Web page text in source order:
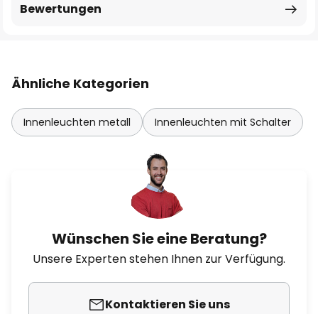
Bewertungen
Ähnliche Kategorien
Innenleuchten metall Innenleuchten mit Schalter
Wünschen Sie eine Beratung?
Unsere Experten stehen Ihnen zur Verfügung.
Kontaktieren Sie uns